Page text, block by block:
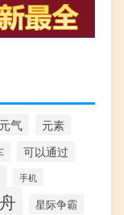
元气 元素
可以通过
手机
星际争霸